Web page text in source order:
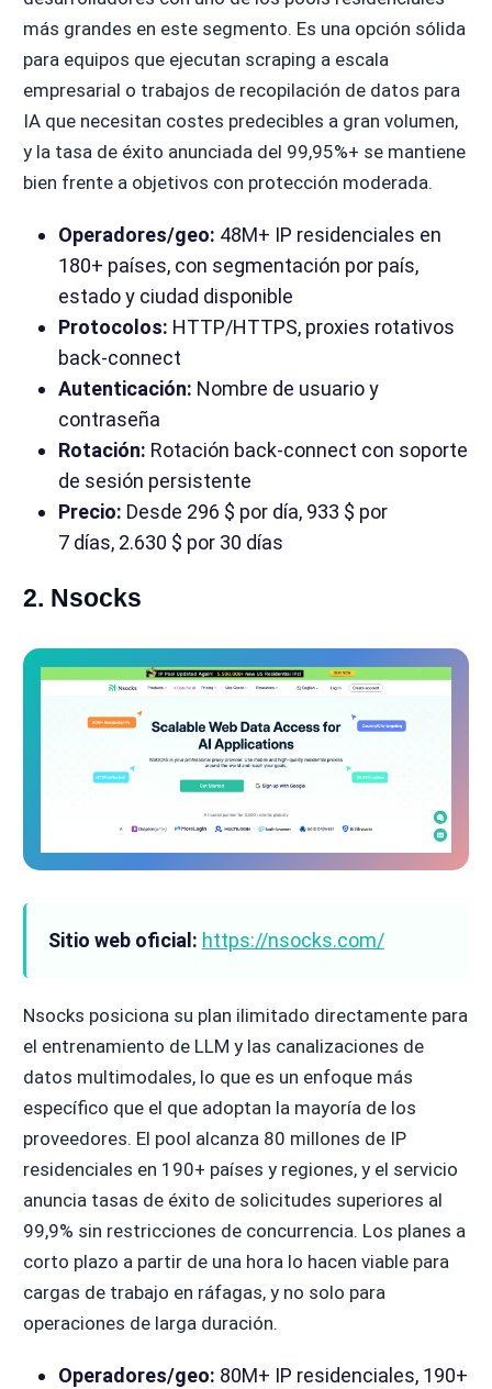
más grandes en este segmento. Es una opción sólida
para equipos que ejecutan scraping a escala
empresarial o trabajos de recopilación de datos para
IA que necesitan costes predecibles a gran volumen,
y la tasa de éxito anunciada del 99,95%+ se mantiene
bien frente a objetivos con protección moderada.
Operadores/geo: 48M+ IP residenciales en
180+ países, con segmentación por país,
estado y ciudad disponible
Protocolos: HTTP/HTTPS, proxies rotativos
back-connect
Autenticación: Nombre de usuario y
contraseña
Rotación: Rotación back-connect con soporte
de sesión persistente
Precio: Desde 296 $ por día, 933 $ por
7 días, 2.630 $ por 30 días
2. Nsocks
Sitio web oficial: https://nsocks.com/
Nsocks posiciona su plan ilimitado directamente para
el entrenamiento de LLM y las canalizaciones de
datos multimodales, lo que es un enfoque más
específico que el que adoptan la mayoría de los
proveedores. El pool alcanza 80 millones de IP
residenciales en 190+ países y regiones, y el servicio
anuncia tasas de éxito de solicitudes superiores al
99,9% sin restricciones de concurrencia. Los planes a
corto plazo a partir de una hora lo hacen viable para
cargas de trabajo en ráfagas, y no solo para
operaciones de larga duración.
Operadores/geo: 80M+ IP residenciales, 190+